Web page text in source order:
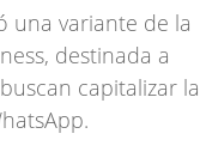
una variante de la
destinada a
capitalizar la